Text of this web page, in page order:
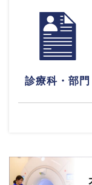
診療科・部門